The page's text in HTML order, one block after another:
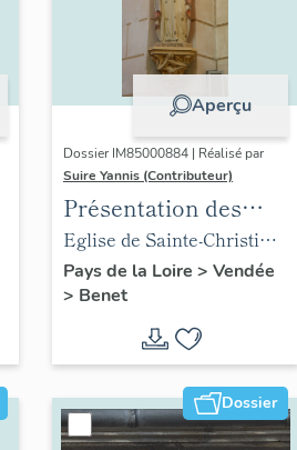
Aperçu
Dossier IM85000884 | Réalisé par
Suire Yannis (Contributeur)
Présentation des
objets mobiliers de
l'église de Sainte-
Christine
Eglise de Sainte-Christine,
place Gabriel-Delaunay
Pays de la Loire > Vendée
> Benet
Dossier